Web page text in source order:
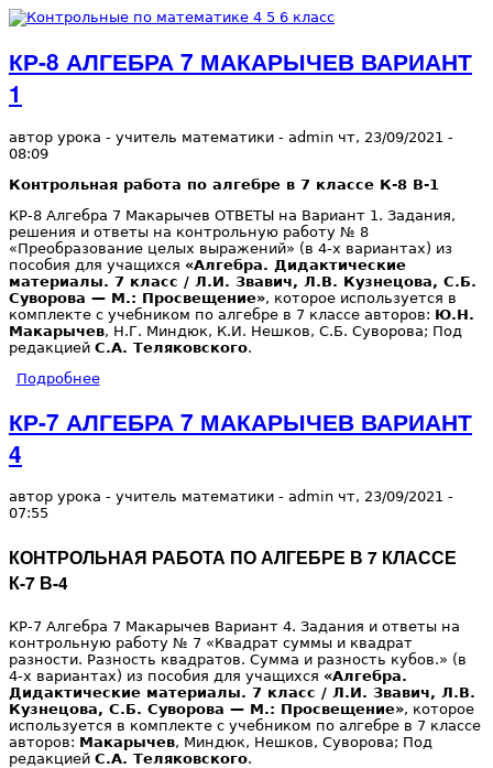
Перейти к основному содержанию
Контрольные
по
математике 4
5 6 класс
КР-8 АЛГЕБРА 7 МАКАРЫЧЕВ ВАРИАНТ
1
автор урока - учитель математики - admin чт, 23/09/2021 -
08:09
Контрольная работа по алгебре в 7 классе К-8 В-1
КР-8 Алгебра 7 Макарычев ОТВЕТЫ на Вариант 1. Задания,
решения и ответы на контрольную работу № 8
«Преобразование целых выражений» (в 4-х вариантах) из
пособия для учащихся «Алгебра. Дидактические
материалы. 7 класс / Л.И. Звавич, Л.В. Кузнецова, С.Б.
Суворова — М.: Просвещение», которое используется в
комплекте с учебником по алгебре в 7 классе авторов: Ю.Н.
Макарычев, Н.Г. Миндюк, К.И. Нешков, С.Б. Суворова; Под
редакцией С.А. Теляковского.
Подробнеео КР-8 АЛГЕБРА 7 МАКАРЫЧЕВ ВАРИАНТ 1
КР-7 АЛГЕБРА 7 МАКАРЫЧЕВ ВАРИАНТ
4
автор урока - учитель математики - admin чт, 23/09/2021 -
07:55
КОНТРОЛЬНАЯ РАБОТА ПО АЛГЕБРЕ В 7 КЛАССЕ
К-7 В-4
КР-7 Алгебра 7 Макарычев Вариант 4. Задания и ответы на
контрольную работу № 7 «Квадрат суммы и квадрат
разности. Разность квадратов. Сумма и разность кубов.» (в
4-х вариантах) из пособия для учащихся «Алгебра.
Дидактические материалы. 7 класс / Л.И. Звавич, Л.В.
Кузнецова, С.Б. Суворова — М.: Просвещение», которое
используется в комплекте с учебником по алгебре в 7 классе
авторов: Макарычев, Миндюк, Нешков, Суворова; Под
редакцией С.А. Теляковского.